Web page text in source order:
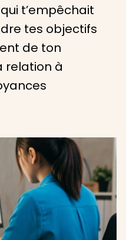
t’empêchait
tes objectifs
de ton
relation à